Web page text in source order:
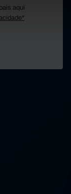
aqui